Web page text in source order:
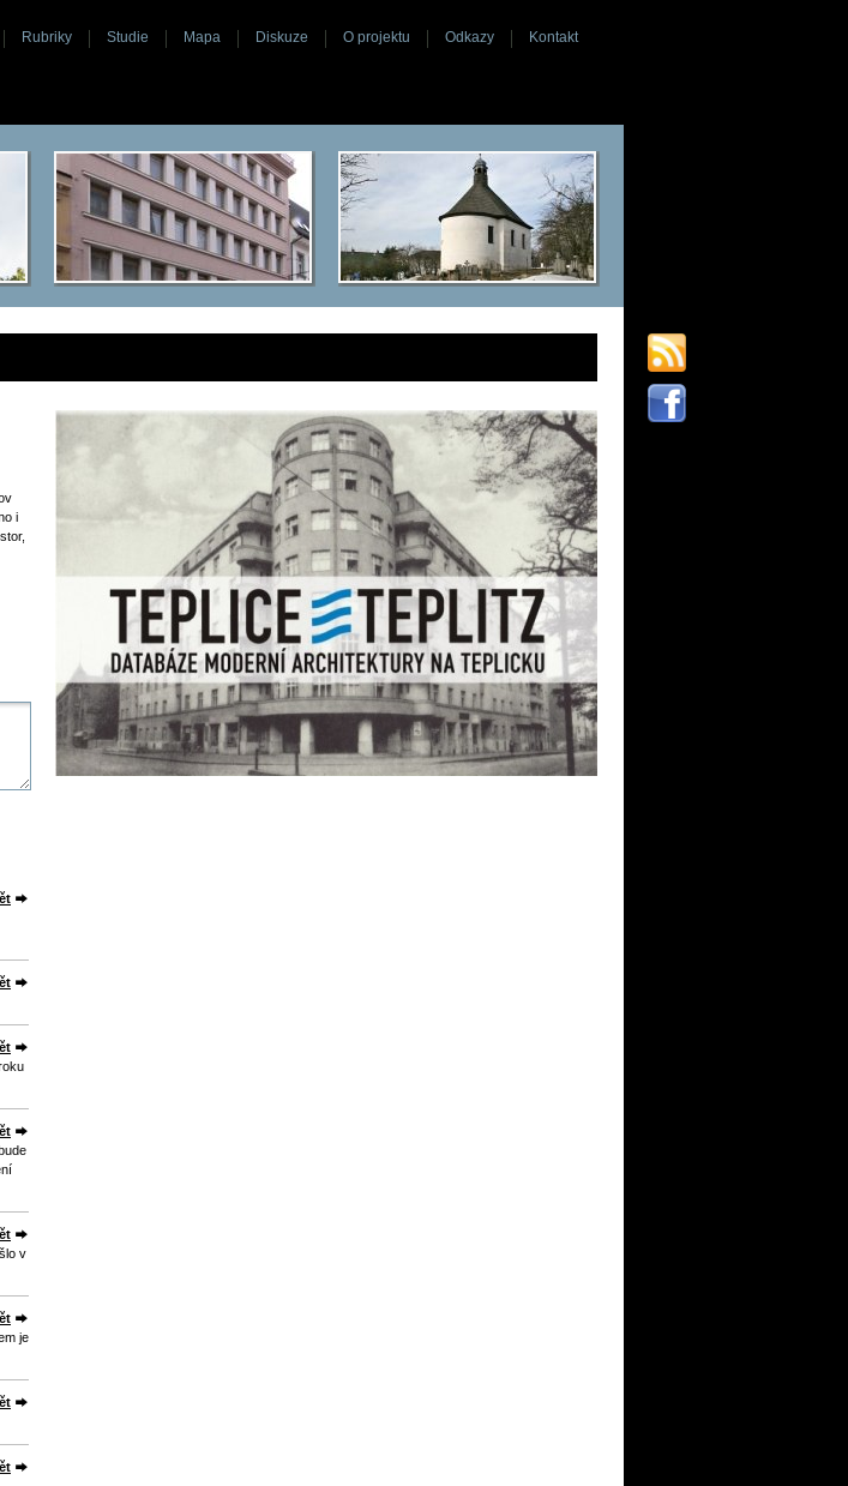
Rubriky Studie Mapa Diskuze O projektu Odkazy Kontakt
i
v
je